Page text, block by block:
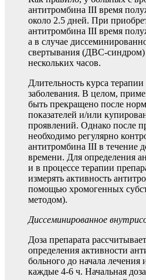
антитромбина III время
около 2.5 дней. При
антитромбина III время
а в случае
свертывания (ДВС-синдром)
нескольких часов.
Длительность курса
заболевания. В целом,
быть прекращено после
показателей и/или
проявлений. Однако после
необходимо регулярно
антитромбина III в течение
времени. Для определения
и в процессе терапии
измерять активность
помощью хромогенных
методом).
Диссеминированное
Доза препарата
определения активности
больного до начала лечения
каждые 4-6 ч. Начальная